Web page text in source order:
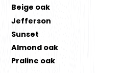
Beige oak
Jefferson
Sunset
Almond oak
Praline oak